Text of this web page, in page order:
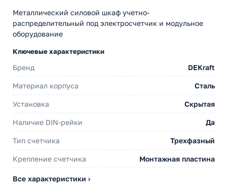
Металлический силовой шкаф учетно-
распределительный под электросчетчик и модульное
оборудование
Ключевые характеристики
Бренд DEKraft
Материал корпуса Сталь
Установка Скрытая
Наличие DIN-рейки Да
Тип счетчика Трехфазный
Крепление счетчика Монтажная пластина
Все характеристики ›